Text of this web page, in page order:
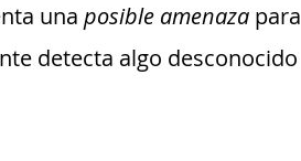
una posible amenaza para
detecta algo desconocido